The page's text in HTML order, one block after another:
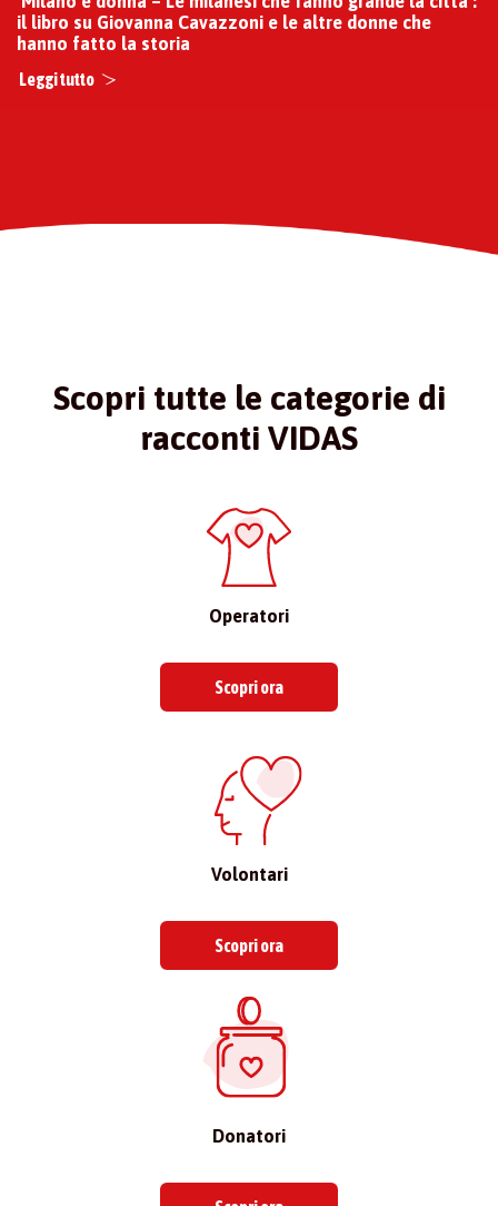
il libro su Giovanna Cavazzoni e le altre donne che
hanno fatto la storia
Leggi tutto
Scopri tutte le categorie di
racconti VIDAS
Operatori
Scopri ora
Volontari
Scopri ora
Donatori